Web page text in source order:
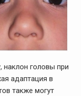
наклон головы при
адаптация в
также могут